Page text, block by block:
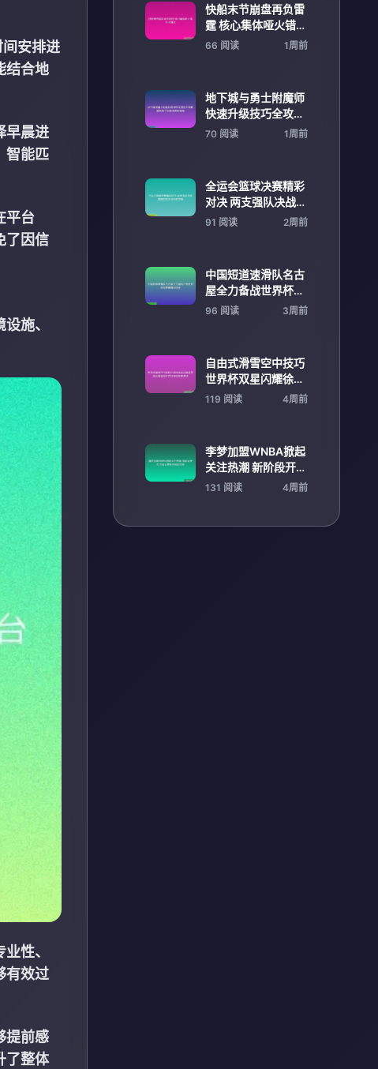
安排进
结合地
早晨进
智能匹
平台
了因信
施、
性、
有效过
提前感
了整体
快船末节崩盘再负雷
霆 核心集体哑火错失
关键战
66 阅读 1周前
地下城与勇士附魔师
快速升级技巧全攻略
解析新手到满级进阶
70 阅读 1周前
全运会篮球决赛精彩
对决 两支强队决战巅
峰时刻见证历史荣耀
91 阅读 2周前
中国短道速滑队名古
屋全力备战世界杯日
本站赛事精彩纷呈
96 阅读 3周前
自由式滑雪空中技巧
世界杯双星闪耀徐梦
桃孙佳旭同日夺冠再
119 阅读 4周前
李梦加盟WNBA掀起
关注热潮 新阶段开启
中国女篮球员国际征
131 阅读 4周前